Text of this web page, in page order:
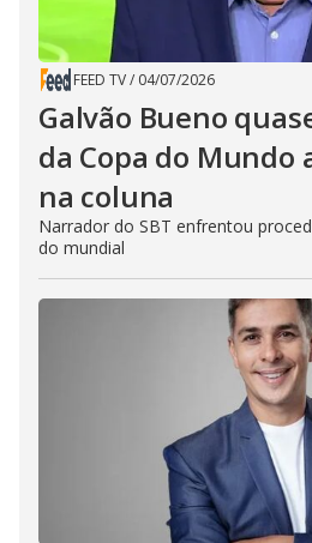
FEED TV/ 04/07/2026
Galvão Bueno
da Copa do Mundo
na coluna
Narrador do SBT enfrentou
do mundial